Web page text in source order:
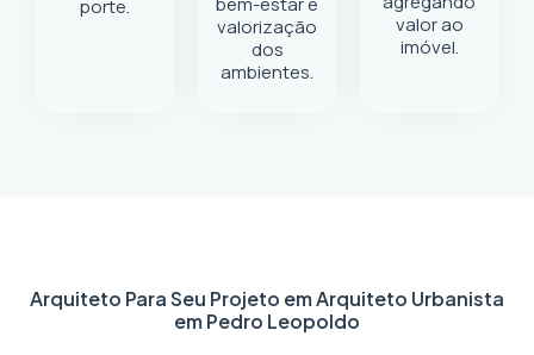
porte.
valorização
dos
ambientes.
valor ao
imóvel.
Arquiteto Para Seu Projeto emArquiteto Urbanista
em Pedro Leopoldo